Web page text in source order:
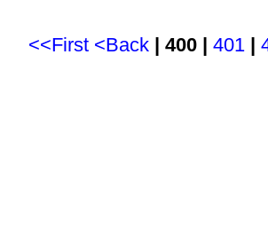
<<First <Back | 400 | 401|